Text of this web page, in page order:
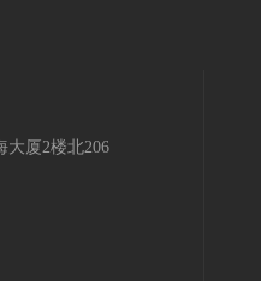
大厦2楼北206